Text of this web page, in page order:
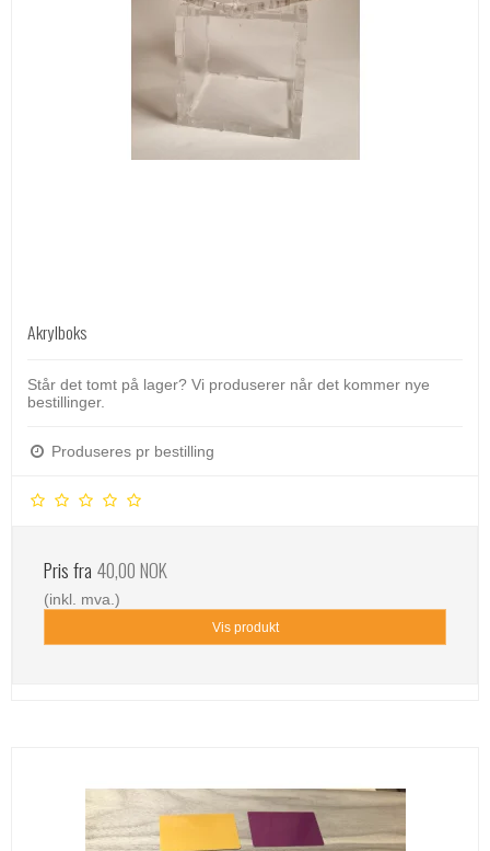
Akrylboks
Står det tomt på lager? Vi produserer når det kommer nye
bestillinger.
Produseres pr bestilling
Pris fra 40,00 NOK
(inkl. mva.)
Vis produkt